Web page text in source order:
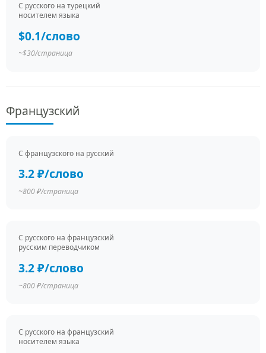
С русского на турецкий
носителем языка
$0.1/слово
~$30/страница
Французский
С французского на русский
3.2 ₽/слово
~800 ₽/страница
С русского на французский
русским переводчиком
3.2 ₽/слово
~800 ₽/страница
С русского на французский
носителем языка